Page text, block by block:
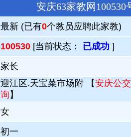
安庆63家教网
最新 (已有0个教员应聘此家教)
100530 [当前状态： 已成功 ]
家长
迎江区.天宝菜市场附 【安庆公
询 】
女
初一